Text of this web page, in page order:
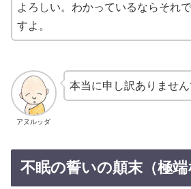
よろしい。わかっているならそれ
すよ。
アヌルッダ
本当に申し訳ありません
不眠の誓いの顛末（極端